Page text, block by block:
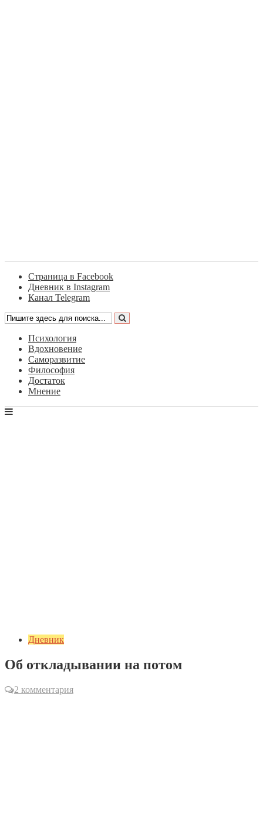
Страница в Facebook
Дневник в Instagram
Канал Telegram
Психология
Вдохновение
Саморазвитие
Философия
Достаток
Мнение
Дневник
Об откладывании на потом
2 комментария